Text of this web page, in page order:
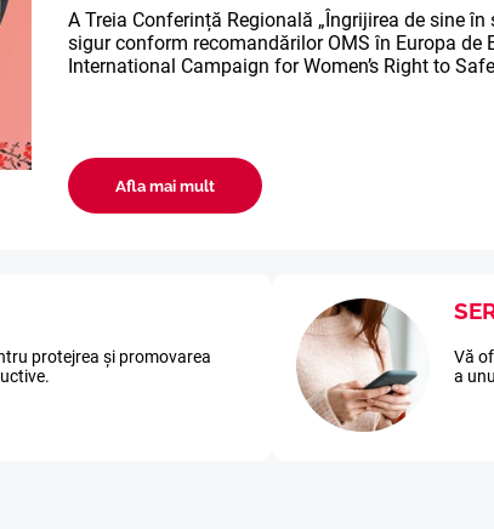
DE COL UTERIN
ȘI REPRODUCTIVE
A Treia Conferință Regională „Îngrijirea de sine
sigur conform recomandărilor OMS în Europa de
International Campaign for Women’s Right to
Afla mai mult
protejrea și promovarea
Vă
a